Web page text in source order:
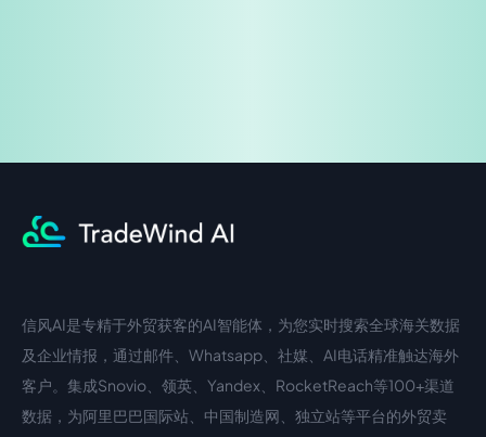
中文入口
信风AI是专精于外贸获客的AI智能体，为您实时搜索全球海关数据
及企业情报，通过邮件、Whatsapp、社媒、AI电话精准触达海外
客户。集成Snovio、领英、Yandex、RocketReach等100+渠道
数据，为阿里巴巴国际站、中国制造网、独立站等平台的外贸卖